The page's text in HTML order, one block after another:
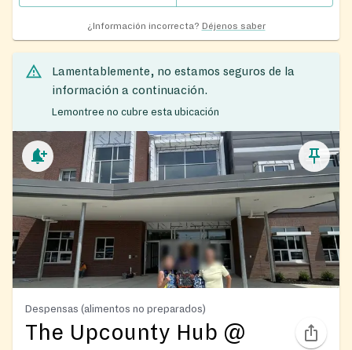
¿Información incorrecta? Déjenos saber
Lamentablemente, no estamos seguros de la
información a continuación.
Lemontree no cubre esta ubicación
Despensas (alimentos no preparados)
The Upcounty Hub @